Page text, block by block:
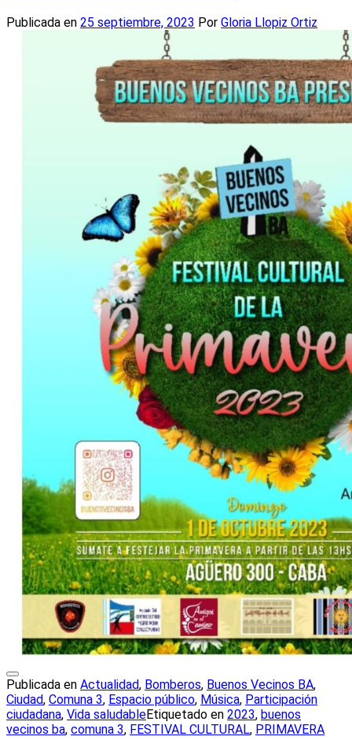
Publicada en 25 septiembre, 2023 Por Gloria Llopiz Ortiz
Publicada en Actualidad, Bomberos, Buenos Vecinos BA,
Ciudad, Comuna 3, Espacio público, Música, Participación
ciudadana, Vida saludableEtiquetado en 2023, buenos
vecinos ba, comuna 3, FESTIVAL CULTURAL, PRIMAVERA